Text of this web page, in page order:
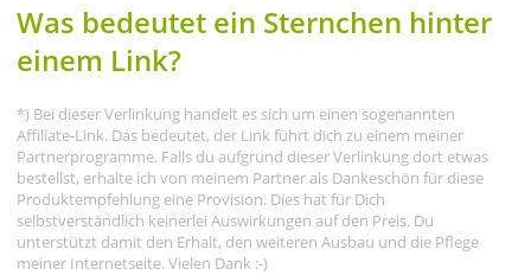
Was bedeutet ein Sternchen hinter
einem Link?
*) Bei dieser Verlinkung handelt es sich um einen sogenannten
Affiliate-Link. Das bedeutet, der Link führt dich zu einem meiner
Partnerprogramme. Falls du aufgrund dieser Verlinkung dort etwas
bestellst, erhalte ich von meinem Partner als Dankeschön für diese
Produktempfehlung eine Provision. Dies hat für Dich
selbstverständlich keinerlei Auswirkungen auf den Preis. Du
unterstützt damit den Erhalt, den weiteren Ausbau und die Pflege
meiner Internetseite. Vielen Dank :-)